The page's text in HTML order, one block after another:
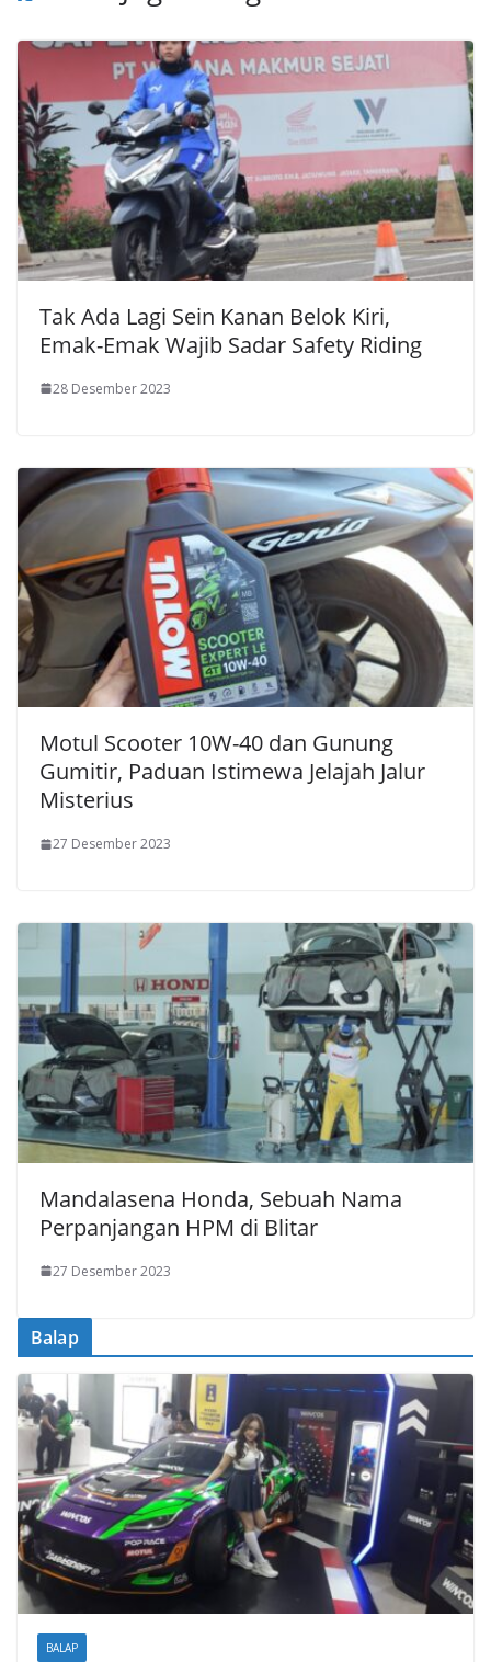
Tak Ada Lagi Sein Kanan Belok Kiri,
Emak-Emak Wajib Sadar Safety Riding
28 Desember 2023
Motul Scooter 10W-40 dan Gunung
Gumitir, Paduan Istimewa Jelajah Jalur
Misterius
27 Desember 2023
Mandalasena Honda, Sebuah Nama
Perpanjangan HPM di Blitar
27 Desember 2023
Balap
BALAP